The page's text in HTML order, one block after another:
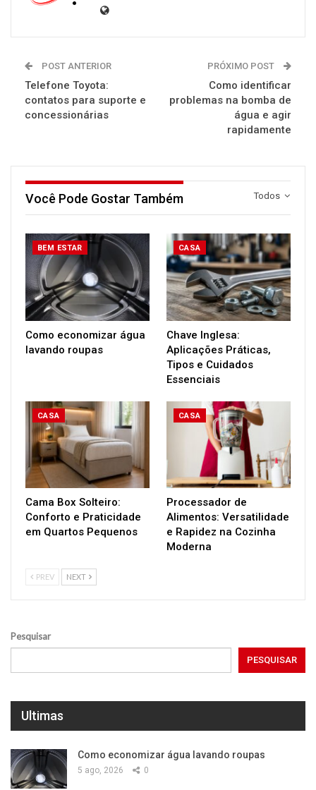
POST ANTERIOR
Telefone Toyota:
contatos para suporte e
concessionárias
PRÓXIMO POST
Como identificar
problemas na bomba de
água e agir
rapidamente
Todos
Você Pode Gostar Também
BEM ESTAR
Como economizar água
lavando roupas
CASA
Chave Inglesa:
Aplicações Práticas,
Tipos e Cuidados
Essenciais
CASA
Cama Box Solteiro:
Conforto e Praticidade
em Quartos Pequenos
CASA
Processador de
Alimentos: Versatilidade
e Rapidez na Cozinha
Moderna
PREV NEXT
Pesquisar
PESQUISAR
Ultimas
Como economizar água lavando roupas
5 ago, 2026 0